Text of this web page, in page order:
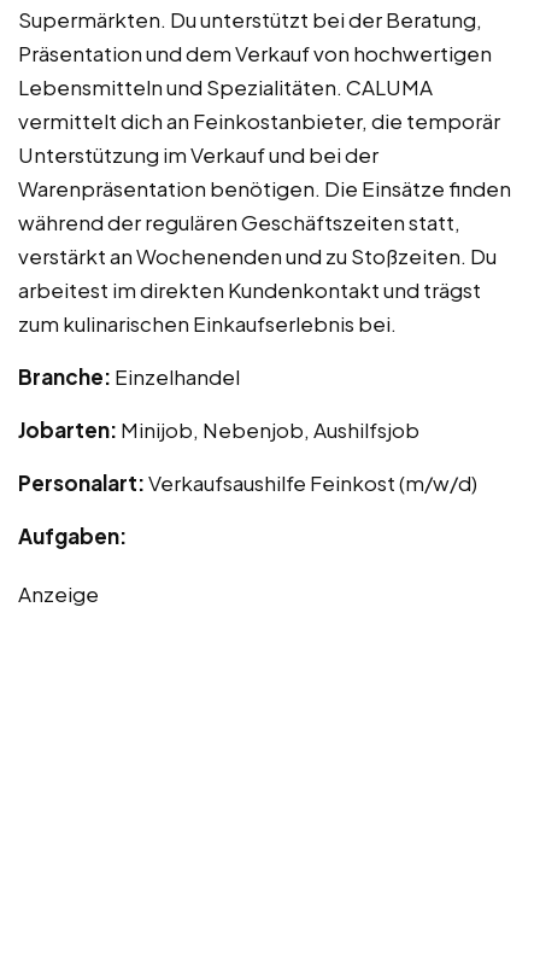
Supermärkten. Du unterstützt bei der Beratung,
Präsentation und dem Verkauf von hochwertigen
Lebensmitteln und Spezialitäten. CALUMA
vermittelt dich an Feinkostanbieter, die temporär
Unterstützung im Verkauf und bei der
Warenpräsentation benötigen. Die Einsätze finden
während der regulären Geschäftszeiten statt,
verstärkt an Wochenenden und zu Stoßzeiten. Du
arbeitest im direkten Kundenkontakt und trägst
zum kulinarischen Einkaufserlebnis bei.
Branche: Einzelhandel
Jobarten: Minijob, Nebenjob, Aushilfsjob
Personalart:Verkaufsaushilfe Feinkost (m/w/d)
Aufgaben:
Anzeige